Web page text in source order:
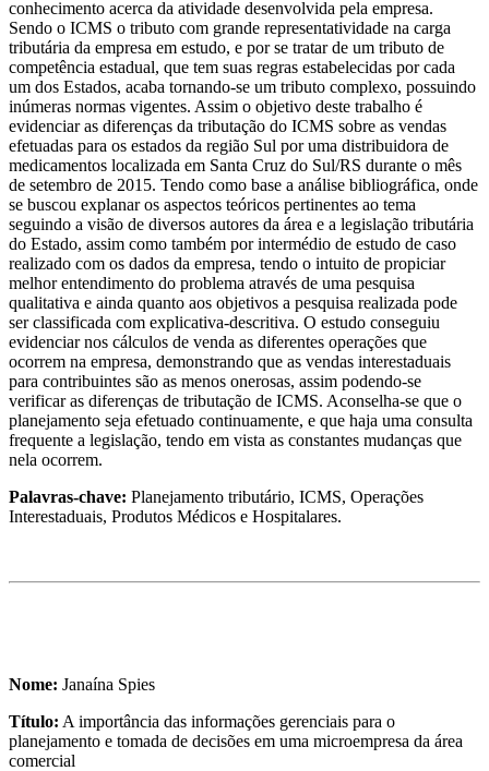
conhecimento acerca da atividade desenvolvida pela empresa.
Sendo o ICMS o tributo com grande representatividade na carga
tributária da empresa em estudo, e por se tratar de um tributo de
competência estadual, que tem suas regras estabelecidas por cada
um dos Estados, acaba tornando-se um tributo complexo, possuindo
inúmeras normas vigentes. Assim o objetivo deste trabalho é
evidenciar as diferenças da tributação do ICMS sobre as vendas
efetuadas para os estados da região Sul por uma distribuidora de
medicamentos localizada em Santa Cruz do Sul/RS durante o mês
de setembro de 2015. Tendo como base a análise bibliográfica, onde
se buscou explanar os aspectos teóricos pertinentes ao tema
seguindo a visão de diversos autores da área e a legislação tributária
do Estado, assim como também por intermédio de estudo de caso
realizado com os dados da empresa, tendo o intuito de propiciar
melhor entendimento do problema através de uma pesquisa
qualitativa e ainda quanto aos objetivos a pesquisa realizada pode
ser classificada com explicativa-descritiva. O estudo conseguiu
evidenciar nos cálculos de venda as diferentes operações que
ocorrem na empresa, demonstrando que as vendas interestaduais
para contribuintes são as menos onerosas, assim podendo-se
verificar as diferenças de tributação de ICMS. Aconselha-se que o
planejamento seja efetuado continuamente, e que haja uma consulta
frequente a legislação, tendo em vista as constantes mudanças que
nela ocorrem.
Palavras-chave: Planejamento tributário, ICMS, Operações
Interestaduais, Produtos Médicos e Hospitalares.
Nome: Janaína Spies
Título: A importância das informações gerenciais para o
planejamento e tomada de decisões em uma microempresa da área
comercial